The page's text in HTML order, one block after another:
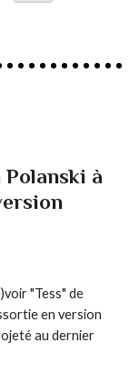
à
"Tess" de
en version
au dernier